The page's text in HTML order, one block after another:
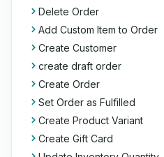
Delete Order
Add Custom Item to Order
Create Customer
create draft order
Create Order
Set Order as Fulfilled
Create Product Variant
Create Gift Card